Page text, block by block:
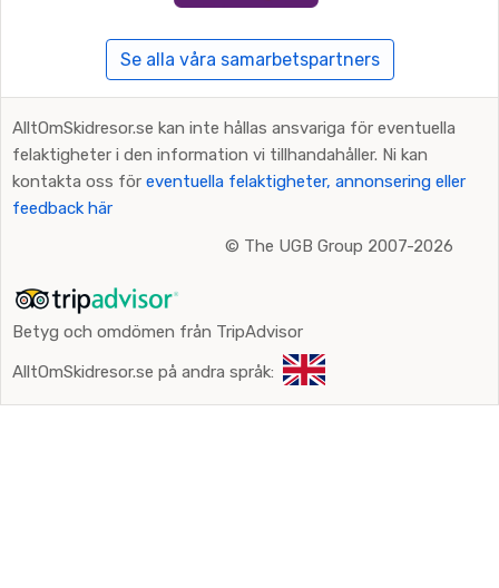
Se alla våra samarbetspartners
AlltOmSkidresor.se kan inte hållas ansvariga för eventuella
felaktigheter i den information vi tillhandahåller. Ni kan
kontakta oss för eventuella felaktigheter, annonsering eller
feedback här
© The UGB Group 2007-2026
Betyg och omdömen från TripAdvisor
AlltOmSkidresor.se på andra språk: